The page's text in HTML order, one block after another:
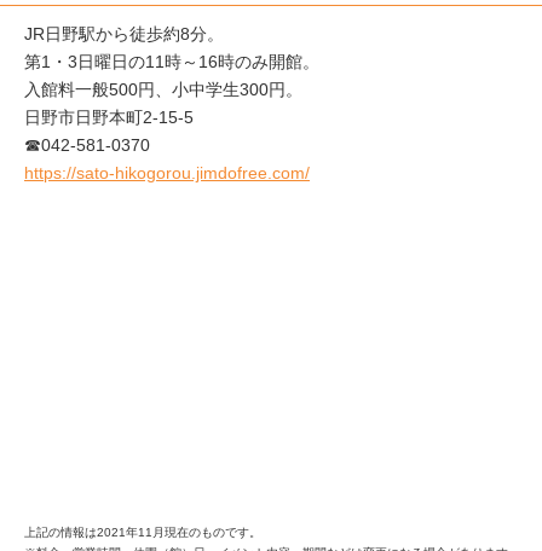
JR日野駅から徒歩約8分。
第1・3日曜日の11時～16時のみ開館。
入館料一般500円、小中学生300円。
日野市日野本町2-15-5
☎042-581-0370
https://sato-hikogorou.jimdofree.com/
上記の情報は2021年11月現在のものです。